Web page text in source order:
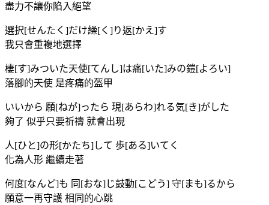
盡力不讓你陷入絕望
選択[せんたく]だけ繰[く]り返[かえ]す
我只會重複地選擇
棲[す]みついた天使[てんし]は痛[いた]みの鎧[よろい]
落腳的天使 是疼痛的盔甲
いいから 願[ねが]ったら 現[あらわ]れる気[き]がした
夠了 似乎只要祈禱 就會出現
人[ひと]の形[かたち]して 歩[ある]いてく
化為人形 繼續走著
何度[なんど]も 同[おな]じ鼓動[こどう] 守[まも]るから
願意一再守護 相同的心跳